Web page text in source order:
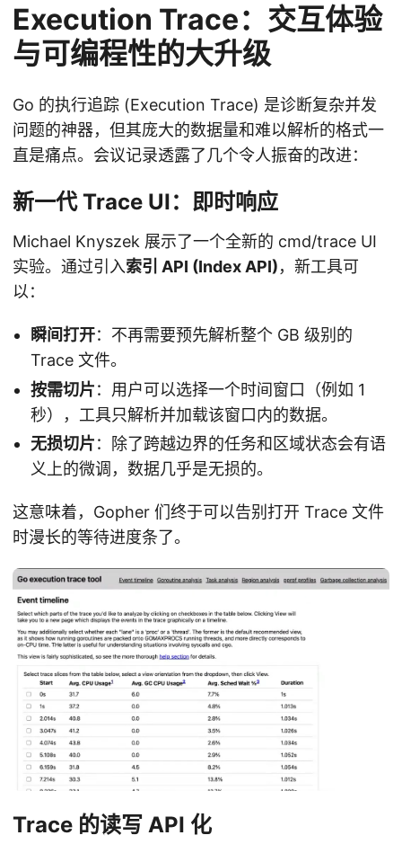
Execution Trace：交互体验
与可编程性的大升级
Go 的执行追踪 (Execution Trace) 是诊断复杂并发
问题的神器，但其庞大的数据量和难以解析的格式一
直是痛点。会议记录透露了几个令人振奋的改进：
新一代 Trace UI：即时响应
Michael Knyszek 展示了一个全新的 cmd/trace UI
实验。通过引入索引 API (Index API)，新工具可
以：
瞬间打开：不再需要预先解析整个 GB 级别的
Trace 文件。
按需切片：用户可以选择一个时间窗口（例如 1
秒），工具只解析并加载该窗口内的数据。
无损切片：除了跨越边界的任务和区域状态会有语
义上的微调，数据几乎是无损的。
这意味着，Gopher 们终于可以告别打开 Trace 文件
时漫长的等待进度条了。
Trace 的读写 API 化